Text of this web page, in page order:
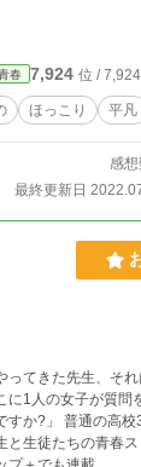
春 7,924 位 /
ほっこり 平凡
感
最終更新日
ってきた先生、そ
に1人の女子が質問
すか?」 普通の高
徒たちの青春ストーリ